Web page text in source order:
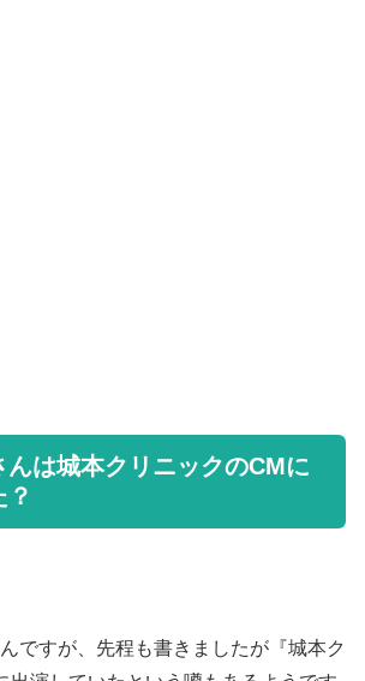
んは城本クリニックのCMに
ですが、先程も書きましたが『城本ク